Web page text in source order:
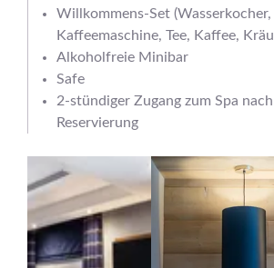
Willkommens-Set (Wasserkocher,
Kaffeemaschine, Tee, Kaffee,
Alkoholfreie Minibar
Safe
2-stündiger Zugang zum Spa
Reservierung